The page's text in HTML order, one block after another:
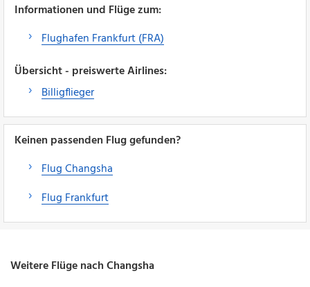
Informationen und Flüge zum:
Flughafen Frankfurt (FRA)
Übersicht - preiswerte Airlines:
Billigflieger
Keinen passenden Flug gefunden?
Flug Changsha
Flug Frankfurt
Weitere Flüge nach Changsha